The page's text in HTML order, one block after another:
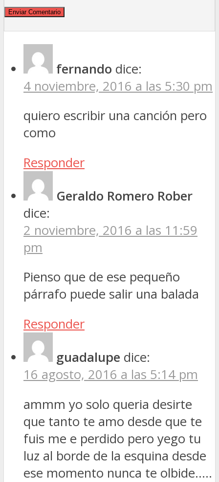
fernando dice:
4 noviembre, 2016 a las 5:30 pm
quiero escribir una canción pero
como
Responder
Geraldo Romero Rober
dice:
2 noviembre, 2016 a las 11:59
pm
Pienso que de ese pequeño
párrafo puede salir una balada
Responder
guadalupe dice:
16 agosto, 2016 a las 5:14 pm
ammm yo solo queria desirte
que tanto te amo desde que te
fuis me e perdido pero yego tu
luz al borde de la esquina desde
ese momento nunca te olbide…..